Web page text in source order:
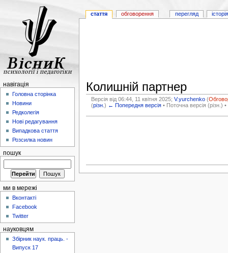
Колишній партнер
Версія від 06:44, 11 квітня 2025;V.yurchenko (
(різн.) ← Попередня версія • Поточна версія (різн.)
стаття обговорення перегляд
навігація
Головна сторінка
Новини
Редколегія
Нові редагування
Випадкова стаття
Розсилка новин
пошук
ми в мережі
Вконтакті
Facebook
Twitter
науковцям
Збірник наук. праць. -
Випуск 17